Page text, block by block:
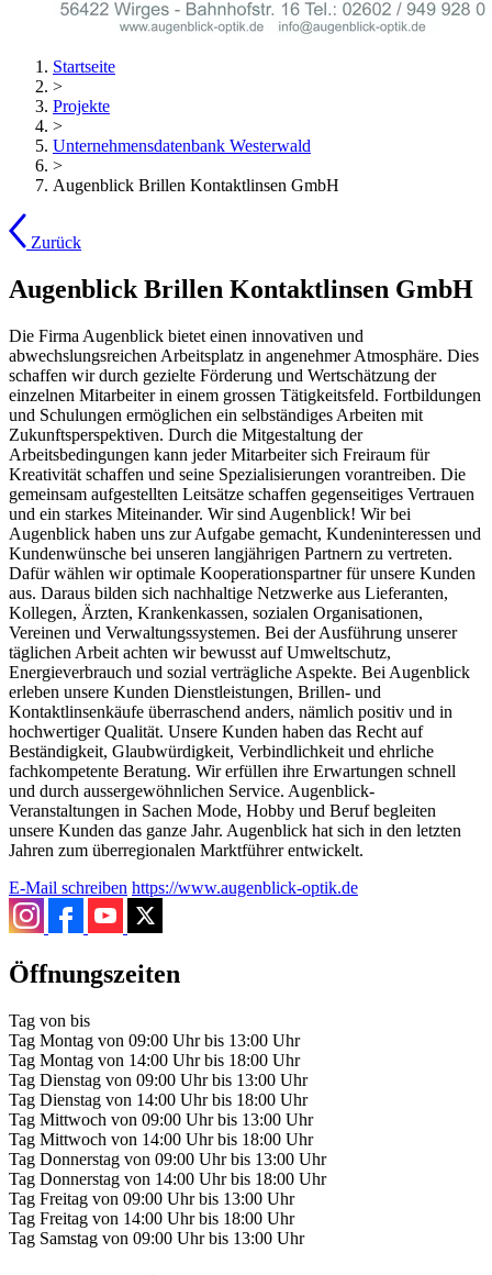
Startseite
>
Projekte
>
Unternehmensdatenbank Westerwald
>
Augenblick Brillen Kontaktlinsen GmbH
Zurück
Augenblick Brillen Kontaktlinsen GmbH
Die Firma Augenblick bietet einen innovativen und
abwechslungsreichen Arbeitsplatz in angenehmer Atmosphäre. Dies
schaffen wir durch gezielte Förderung und Wertschätzung der
einzelnen Mitarbeiter in einem grossen Tätigkeitsfeld. Fortbildungen
und Schulungen ermöglichen ein selbständiges Arbeiten mit
Zukunftsperspektiven. Durch die Mitgestaltung der
Arbeitsbedingungen kann jeder Mitarbeiter sich Freiraum für
Kreativität schaffen und seine Spezialisierungen vorantreiben. Die
gemeinsam aufgestellten Leitsätze schaffen gegenseitiges Vertrauen
und ein starkes Miteinander. Wir sind Augenblick! Wir bei
Augenblick haben uns zur Aufgabe gemacht, Kundeninteressen und
Kundenwünsche bei unseren langjährigen Partnern zu vertreten.
Dafür wählen wir optimale Kooperationspartner für unsere Kunden
aus. Daraus bilden sich nachhaltige Netzwerke aus Lieferanten,
Kollegen, Ärzten, Krankenkassen, sozialen Organisationen,
Vereinen und Verwaltungssystemen. Bei der Ausführung unserer
täglichen Arbeit achten wir bewusst auf Umweltschutz,
Energieverbrauch und sozial verträgliche Aspekte. Bei Augenblick
erleben unsere Kunden Dienstleistungen, Brillen- und
Kontaktlinsenkäufe überraschend anders, nämlich positiv und in
hochwertiger Qualität. Unsere Kunden haben das Recht auf
Beständigkeit, Glaubwürdigkeit, Verbindlichkeit und ehrliche
fachkompetente Beratung. Wir erfüllen ihre Erwartungen schnell
und durch aussergewöhnlichen Service. Augenblick-
Veranstaltungen in Sachen Mode, Hobby und Beruf begleiten
unsere Kunden das ganze Jahr. Augenblick hat sich in den letzten
Jahren zum überregionalen Marktführer entwickelt.
E-Mail schreiben https://www.augenblick-optik.de
Öffnungszeiten
Tag von bis
Tag Montag von 09:00 Uhr bis 13:00 Uhr
Tag Montag von 14:00 Uhr bis 18:00 Uhr
Tag Dienstag von 09:00 Uhr bis 13:00 Uhr
Tag Dienstag von 14:00 Uhr bis 18:00 Uhr
Tag Mittwoch von 09:00 Uhr bis 13:00 Uhr
Tag Mittwoch von 14:00 Uhr bis 18:00 Uhr
Tag Donnerstag von 09:00 Uhr bis 13:00 Uhr
Tag Donnerstag von 14:00 Uhr bis 18:00 Uhr
Tag Freitag von 09:00 Uhr bis 13:00 Uhr
Tag Freitag von 14:00 Uhr bis 18:00 Uhr
Tag Samstag von 09:00 Uhr bis 13:00 Uhr